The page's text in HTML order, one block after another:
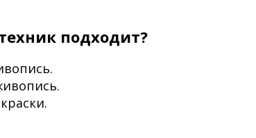
подходит?